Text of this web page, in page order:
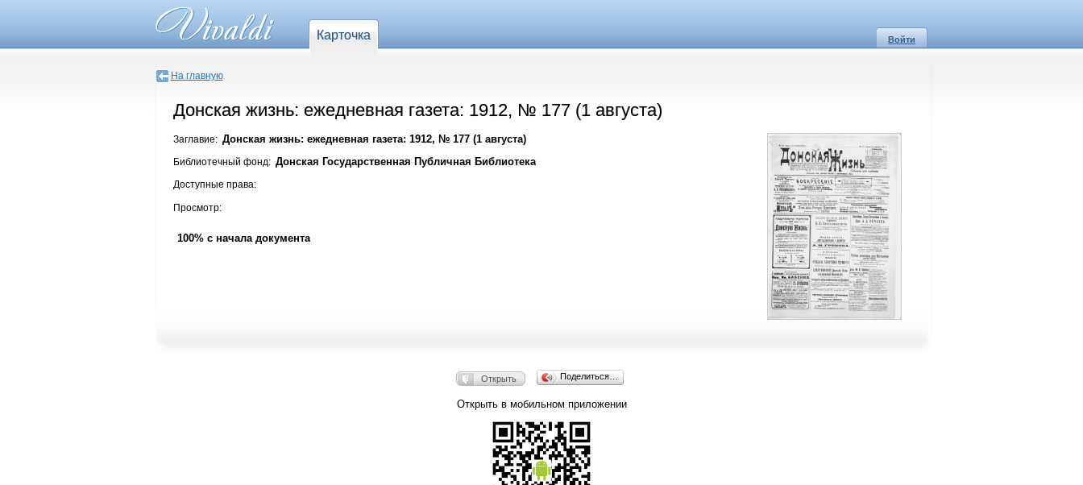
Карточка Войти
На главную
Донская жизнь: ежедневная газета: 1912, № 177 (1 августа)
Заглавие: Донская жизнь: ежедневная газета: 1912, № 177 (1 августа)
Библиотечный фонд: Донская Государственная Публичная Библиотека
Доступные права:
Просмотр:
100% с начала документа
Открыть Поделиться…
Открыть в мобильном приложении